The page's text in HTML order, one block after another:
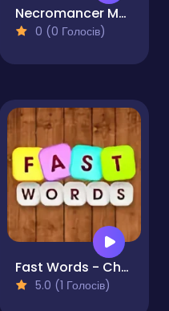
Necromancer Memory Magic & Card Game for Kids
0 (0 Голосів)
Fast Words - Challenge Game
5.0 (1 Голосів)